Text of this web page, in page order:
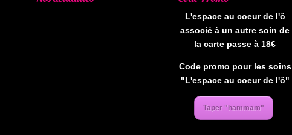
L'espace au coeur de l'ô
associé à un autre soin de
la carte passe à 18€
Code promo pour les soins
"L'espace au coeur de l'ô"
Taper "hammam"